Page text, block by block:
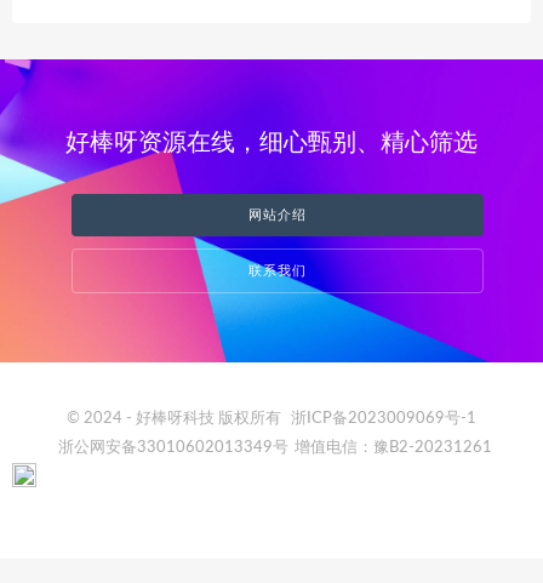
好棒呀资源在线，细心甄别、精心筛选
网站介绍
联系我们
© 2024 - 好棒呀科技 版权所有
浙ICP备2023009069号-1
浙公网安备33010602013349号 增值电信：豫B2-20231261